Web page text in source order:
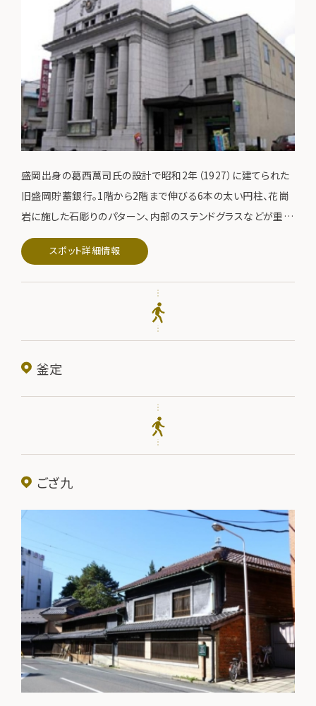
盛岡出身の葛西萬司氏の設計で昭和2年（1927）に建てられた
旧盛岡貯蓄銀行。1階から2階まで伸びる6本の太い円柱、花崗
岩に施した石彫りのパターン、内部のステンドグラスなどが重厚
感を与え、昭和初期のモダンな表現と近代的デザインの流れを
くんでいる。盛岡市保存建築物に指定。
スポット詳細情報
釜定
ござ九